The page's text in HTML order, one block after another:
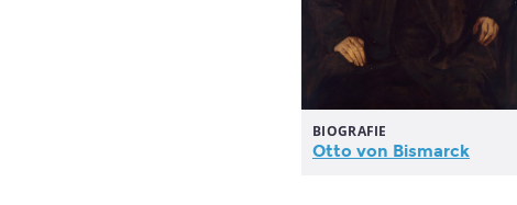
BIOGRAFIE
Otto von Bismarck